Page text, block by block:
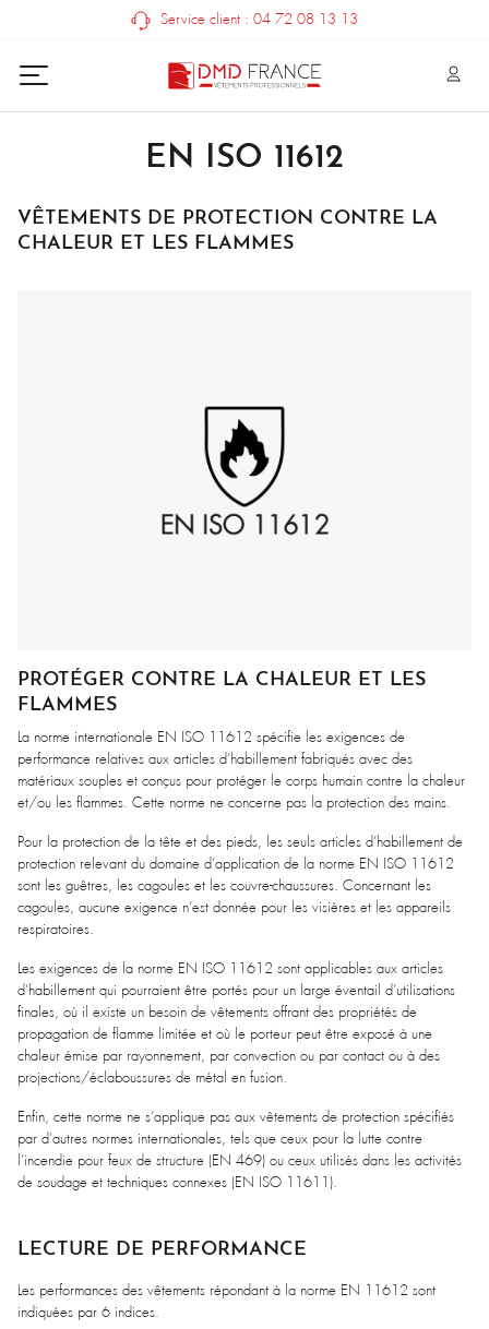
Service client : 04 72 08 13 13
EN ISO 11612
VÊTEMENTS DE PROTECTION CONTRE LA
CHALEUR ET LES FLAMMES
PROTÉGER CONTRE LA CHALEUR ET LES
FLAMMES
La norme internationale EN ISO 11612 spécifie les exigences de
performance relatives aux articles d’habillement fabriqués avec des
matériaux souples et conçus pour protéger le corps humain contre la chaleur
et/ou les flammes. Cette norme ne concerne pas la protection des mains.
Pour la protection de la tête et des pieds, les seuls articles d’habillement de
protection relevant du domaine d’application de la norme EN ISO 11612
sont les guêtres, les cagoules et les couvre-chaussures. Concernant les
cagoules, aucune exigence n’est donnée pour les visières et les appareils
respiratoires.
Les exigences de la norme EN ISO 11612 sont applicables aux articles
d’habillement qui pourraient être portés pour un large éventail d’utilisations
finales, où il existe un besoin de vêtements offrant des propriétés de
propagation de flamme limitée et où le porteur peut être exposé à une
chaleur émise par rayonnement, par convection ou par contact ou à des
projections/éclaboussures de métal en fusion.
Enfin, cette norme ne s’applique pas aux vêtements de protection spécifiés
par d’autres normes internationales, tels que ceux pour la lutte contre
l’incendie pour feux de structure (EN 469) ou ceux utilisés dans les activités
de soudage et techniques connexes (EN ISO 11611).
LECTURE DE PERFORMANCE
Les performances des vêtements répondant à la norme EN 11612 sont
indiquées par 6 indices.